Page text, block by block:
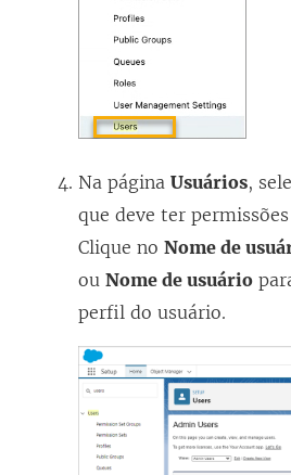
Na página Usuários,
que deve ter
Clique no Nome de
ou Nome de usuário
perfil do usuário.